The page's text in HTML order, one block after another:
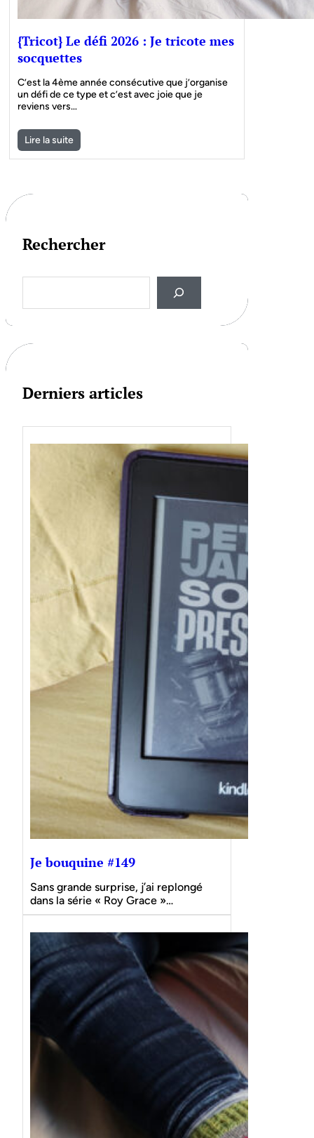
{Tricot} Le défi 2026 : Je tricote mes
socquettes
C’est la 4ème année consécutive que j’organise
un défi de ce type et c’est avec joie que je
reviens vers…
Lire la suite
Rechercher
a
h
Derniers articles
Je bouquine #149
Sans grande surprise, j’ai replongé
dans la série « Roy Grace »…